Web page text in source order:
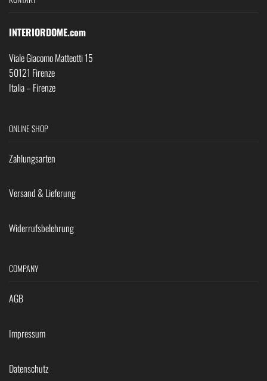
INTERIORDOME.com
Viale Giacomo Matteotti 15
50121 Firenze
Italia – Firenze
ONLINE SHOP
Zahlungsarten
Versand & Lieferung
Widerrufsbelehrung
COMPANY
AGB
Impressum
Datenschutz